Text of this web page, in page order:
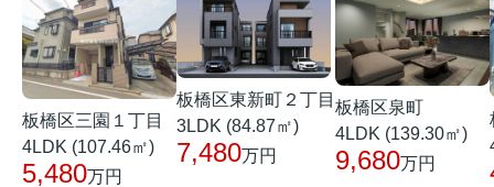
板橋区三園１丁目
4LDK (107.46㎡)
5,480万円
板橋区東新町２丁目
3LDK (84.87㎡)
7,480万円
板橋区泉町
4LDK (139.30㎡)
9,680万円